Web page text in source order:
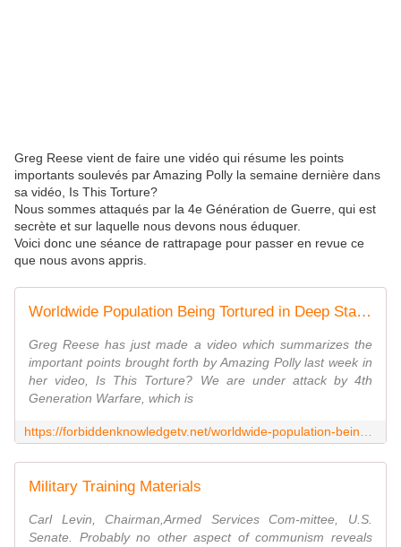
Greg Reese vient de faire une vidéo qui résume les points
importants soulevés par Amazing Polly la semaine dernière dans
sa vidéo, Is This Torture?
Nous sommes attaqués par la 4e Génération de Guerre, qui est
secrète et sur laquelle nous devons nous éduquer.
Voici donc une séance de rattrapage pour passer en revue ce
que nous avons appris.
Worldwide Population Being Tortured in Deep State PsyOp
Greg Reese has just made a video which summarizes the
important points brought forth by Amazing Polly last week in
her video, Is This Torture? We are under attack by 4th
Generation Warfare, which is
Military Training Materials
Carl Levin, Chairman,Armed Services Com-mittee, U.S.
Senate. Probably no other aspect of communism reveals